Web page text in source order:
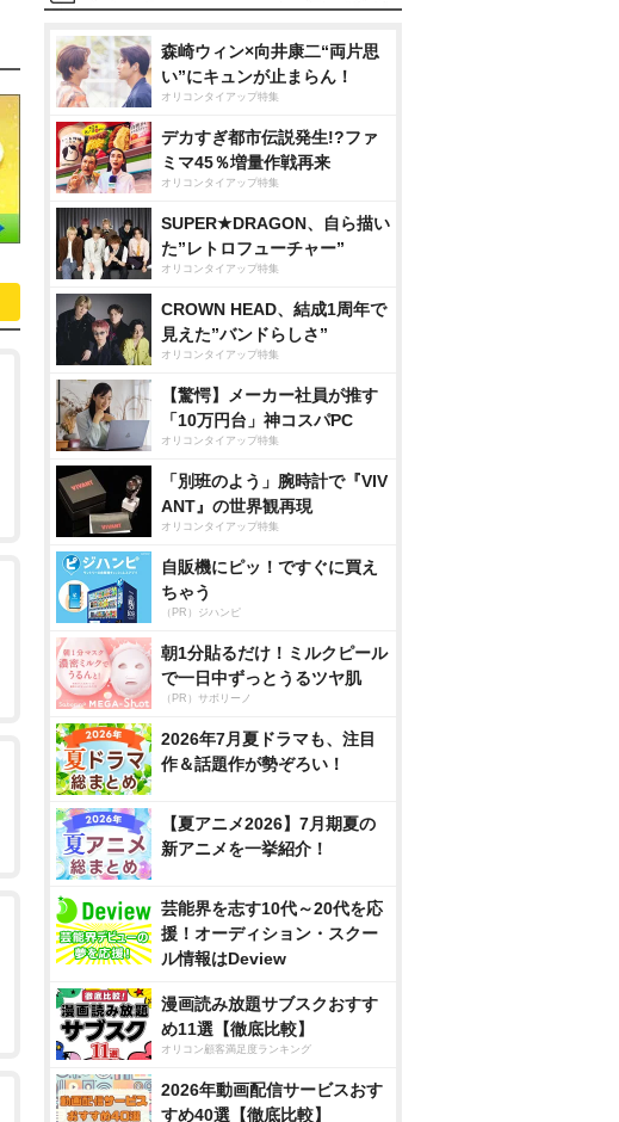
森崎ウィン×向井康二“両片思
い”にキュンが止まらん！
オリコンタイアップ特集
デカすぎ都市伝説発生!?ファ
ミマ45％増量作戦再来
オリコンタイアップ特集
SUPER★DRAGON、自ら描い
た”レトロフューチャー”
オリコンタイアップ特集
CROWN HEAD、結成1周年で
見えた”バンドらしさ”
オリコンタイアップ特集
【驚愕】メーカー社員が推す
「10万円台」神コスパPC
オリコンタイアップ特集
「別班のよう」腕時計で『VIV
ANT』の世界観再現
オリコンタイアップ特集
自販機にピッ！ですぐに買え
ちゃう
（PR）ジハンピ
朝1分貼るだけ！ミルクピール
で一日中ずっとうるツヤ肌
（PR）サボリーノ
2026年7月夏ドラマも、注目
作＆話題作が勢ぞろい！
【夏アニメ2026】7月期夏の
新アニメを一挙紹介！
芸能界を志す10代～20代を応
援！オーディション・スクー
ル情報はDeview
漫画読み放題サブスクおすす
め11選【徹底比較】
オリコン顧客満足度ランキング
2026年動画配信サービスおす
すめ40選【徹底比較】